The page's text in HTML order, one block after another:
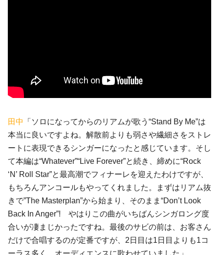
田中
「ソロになってからのリアムが歌う“Stand By Me”は
本当に良いですよね。解散前よりも弱さや繊細さをストレ
ートに表現できるシンガーになったと感じています。そし
て本編は“Whatever”“Live Forever”と続き、締めに“Rock
‘N’ Roll Star”と最高潮でフィナーレを迎えたわけですが、
もちろんアンコールもやってくれました。まずはリアム抜
きで”The Masterplan”から始まり、そのまま“Don’t Look
Back In Anger”! やはりこの曲がいちばんシンガロング度
合いが凄まじかったですね。最後のサビの前は、お客さん
だけで合唱するのが定番ですが、2日目は1日目よりも1コ